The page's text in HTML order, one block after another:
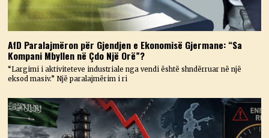
AfD Paralajmëron për Gjendjen e Ekonomisë Gjermane: “Sa
Kompani Mbyllen në Çdo Një Orë”?
“Largimi i aktiviteteve industriale nga vendi është shndërruar në një
eksod masiv.” Një paralajmërim i ri